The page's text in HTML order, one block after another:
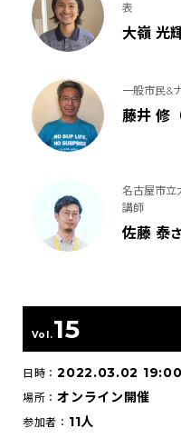
表
大嶺 光
一般市民&
藤井 修
名古屋市立
講師
佐藤 泰
Vol.15
日時：2022.03.02
場所：オンライン開催
参加者： 11人